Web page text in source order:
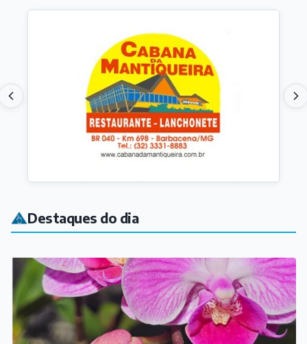
Destaques do dia
Florescer como as flores
Há 1 hora